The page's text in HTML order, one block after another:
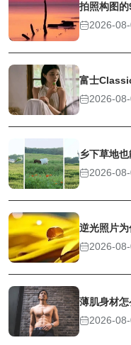
拍照构图
2026-
富士
2026-
乡下草地
2026-
逆光照片
2026-
薄肌身材
2026-